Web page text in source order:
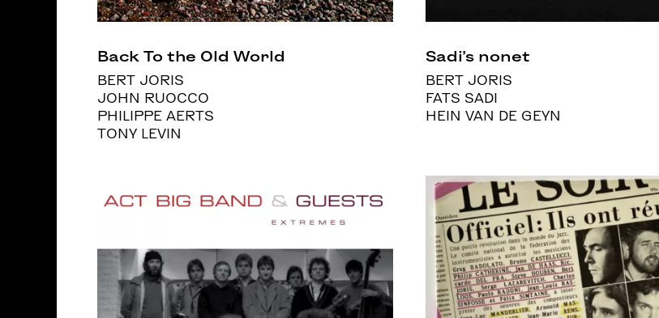
Back To the Old World
BERT JORIS
JOHN RUOCCO
PHILIPPE AERTS
TONY LEVIN
Sadi’s nonet
BERT JORIS
FATS SADI
HEIN VAN DE GEYN